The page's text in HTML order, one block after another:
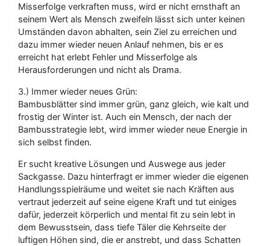
Misserfolge verkraften muss, wird er nicht ernsthaft an
seinem Wert als Mensch zweifeln lässt sich unter keinen
Umständen davon abhalten, sein Ziel zu erreichen und
dazu immer wieder neuen Anlauf nehmen, bis er es
erreicht hat erlebt Fehler und Misserfolge als
Herausforderungen und nicht als Drama.
3.) Immer wieder neues Grün:
Bambusblätter sind immer grün, ganz gleich, wie kalt und
frostig der Winter ist. Auch ein Mensch, der nach der
Bambusstrategie lebt, wird immer wieder neue Energie in
sich selbst finden.
Er sucht kreative Lösungen und Auswege aus jeder
Sackgasse. Dazu hinterfragt er immer wieder die eigenen
Handlungsspielräume und weitet sie nach Kräften aus
vertraut jederzeit auf seine eigene Kraft und tut einiges
dafür, jederzeit körperlich und mental fit zu sein lebt in
dem Bewusstsein, dass tiefe Täler die Kehrseite der
luftigen Höhen sind, die er anstrebt, und dass Schatten